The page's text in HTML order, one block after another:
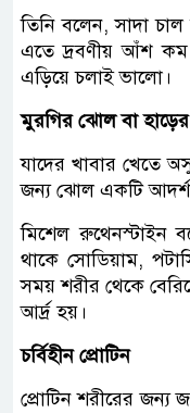
তিনি বলেন, সাদা
এতে দ্রবণীয় আঁশ
এড়িয়ে চলাই ভালো।
মুরগির ঝোল বা
যাদের খাবার খেতে
জন্য ঝোল একটি আদর্শ
মিশেল রুথেনস্টাইন
থাকে সোডিয়াম,
সময় শরীর থেকে
আর্দ্র হয়।
চর্বিহীন প্রোটিন
প্রোটিন শরীরের জন্য